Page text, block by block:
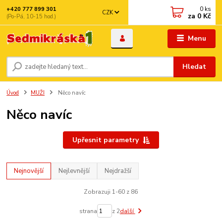
Menu
CZK
Hledat
+420 777 899 301
(Po-Pá, 10-15 hod.)
0 ks
za 0 Kč
Úvod MUŽI Něco navíc
Něco navíc
Upřesnit parametry
Nejnovější Nejlevnější Nejdražší
Zobrazuji 1-60 z 86
strana z 2další